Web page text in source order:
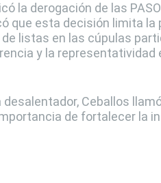
la derogación de las
que esta decisión limita la
listas en las cúpulas
y la representatividad
Ceballos
de fortalecer la